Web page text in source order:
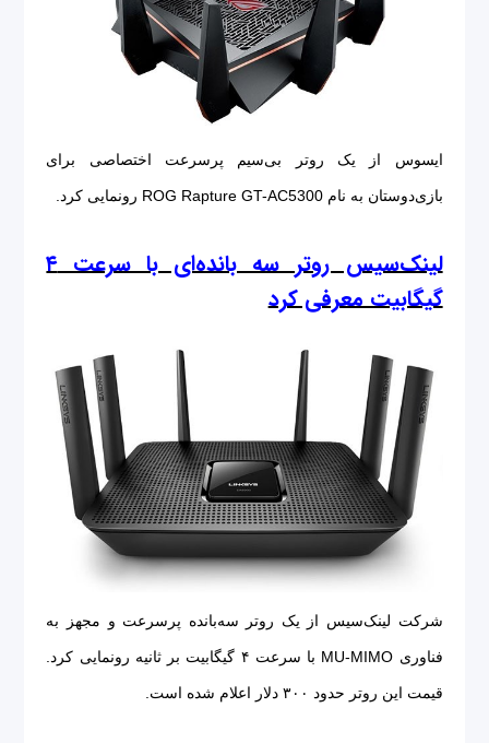
ایسوس از یک روتر بی‌سیم پرسرعت اختصاصی برای
بازی‌دوستان به نام ROG Rapture GT-AC5300 رونمایی کرد.
لینک‌سیس روتر سه بانده‌ای با سرعت ۴
گیگابیت معرفی کرد
شرکت لینک‌سیس از یک روتر سه‌بانده پرسرعت و مجهز به
فناوری MU-MIMO با سرعت ۴ گیگابیت بر ثانیه رونمایی کرد.
قیمت این روتر حدود ۳۰۰ دلار اعلام شده است.